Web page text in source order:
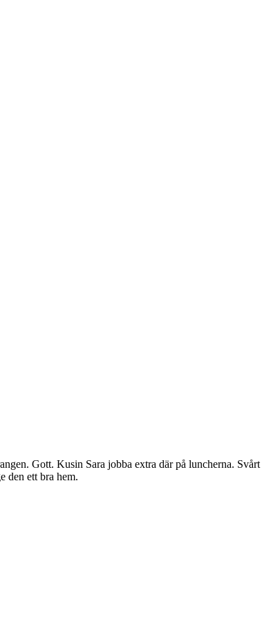
Gott. Kusin Sara jobba extra där på luncherna. Svårt
den ett bra hem.